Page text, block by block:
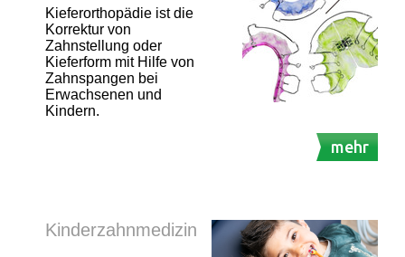
Kieferorthopädie ist die
Korrektur von
Zahnstellung oder
Kieferform mit Hilfe von
Zahnspangen bei
Erwachsenen und
Kindern.
mehr
Kinderzahnmedizin